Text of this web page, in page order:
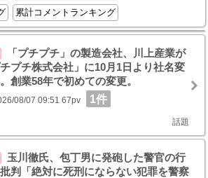
累計コメントランキング
「プチプチ」の製造会社、川上産業が
チプチ株式会社」に10月1日より社名変
創業58年で初めての変更。
08/07 09:51 67pv 1件
話題
玉川徹氏、包丁男に発砲した警官の行
判「絶対に死刑にならない犯罪を警察